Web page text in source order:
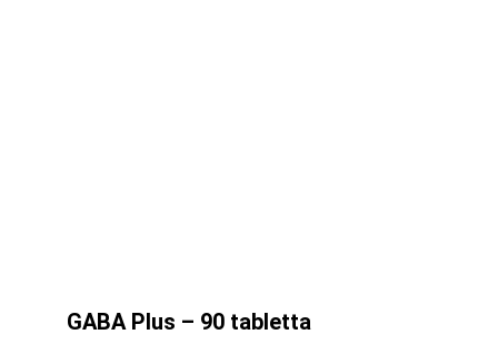
GABA Plus – 90 tabletta